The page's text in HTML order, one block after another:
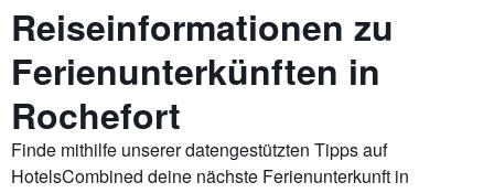
Reiseinformationen zu
Ferienunterkünften in
Rochefort
Finde mithilfe unserer datengestützten Tipps auf
HotelsCombined deine nächste Ferienunterkunft in